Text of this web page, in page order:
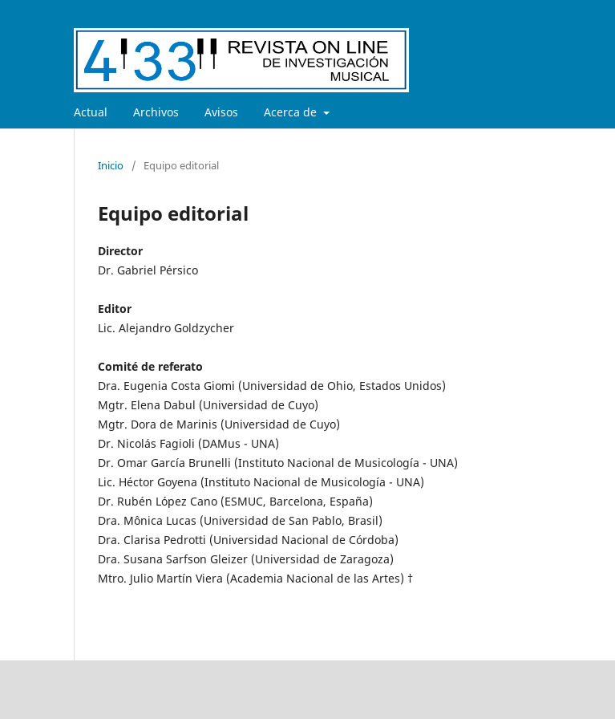
Actual Archivos Avisos Acerca de
Inicio / Equipo editorial
Equipo editorial
Director
Dr. Gabriel Pérsico
Editor
Lic. Alejandro Goldzycher
Comité de referato
Dra. Eugenia Costa Giomi (Universidad de Ohio, Estados Unidos)
Mgtr. Elena Dabul (Universidad de Cuyo)
Mgtr. Dora de Marinis (Universidad de Cuyo)
Dr. Nicolás Fagioli (DAMus - UNA)
Dr. Omar García Brunelli (Instituto Nacional de Musicología - UNA)
Lic. Héctor Goyena (Instituto Nacional de Musicología - UNA)
Dr. Rubén López Cano (ESMUC, Barcelona, España)
Dra. Mônica Lucas (Universidad de San Pablo, Brasil)
Dra. Clarisa Pedrotti (Universidad Nacional de Córdoba)
Dra. Susana Sarfson Gleizer (Universidad de Zaragoza)
Mtro. Julio Martín Viera (Academia Nacional de las Artes) †